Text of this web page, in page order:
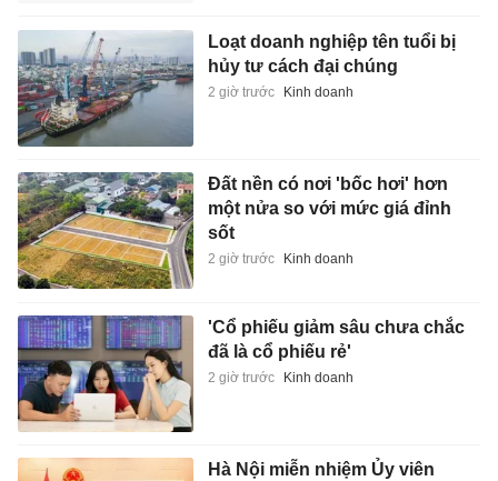
Loạt doanh nghiệp tên tuổi bị
hủy tư cách đại chúng
2 giờ trước Kinh doanh
Đất nền có nơi 'bốc hơi' hơn
một nửa so với mức giá đỉnh
sốt
2 giờ trước Kinh doanh
'Cổ phiếu giảm sâu chưa chắc
đã là cổ phiếu rẻ'
2 giờ trước Kinh doanh
Hà Nội miễn nhiệm Ủy viên